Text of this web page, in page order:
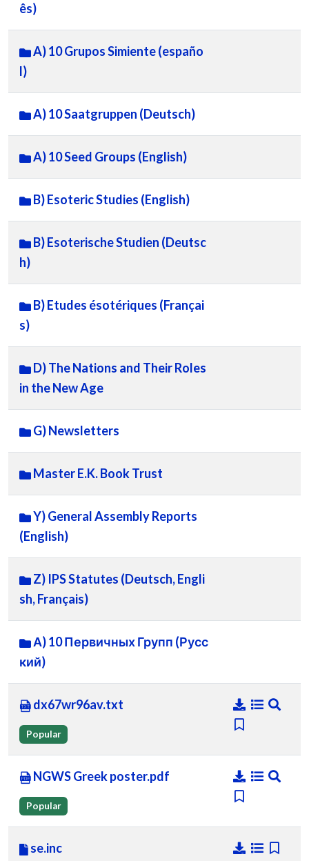
ês)
A) 10 Grupos Simiente (españo
l)
A) 10 Saatgruppen (Deutsch)
A) 10 Seed Groups (English)
B) Esoteric Studies (English)
B) Esoterische Studien (Deutsc
h)
B) Etudes ésotériques (Françai
s)
D) The Nations and Their Roles
in the New Age
G) Newsletters
Master E.K. Book Trust
Y) General Assembly Reports
(English)
Z) IPS Statutes (Deutsch, Engli
sh, Français)
А) 10 Первичных Групп (Русс
кий)
dx67wr96av.txt
Popular
NGWS Greek poster.pdf
Popular
se.inc